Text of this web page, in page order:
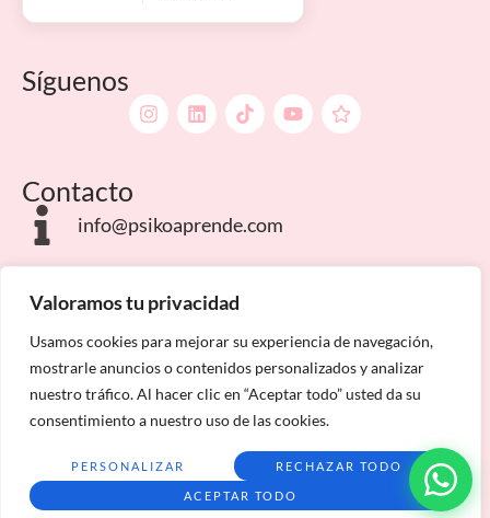
Valoramos tu privacidad
Usamos cookies para mejorar su experiencia de navegación,
mostrarle anuncios o contenidos personalizados y analizar
nuestro tráfico. Al hacer clic en “Aceptar todo” usted da su
consentimiento a nuestro uso de las cookies.
PERSONALIZAR RECHAZAR TODO
ACEPTAR TODO
Síguenos
Contacto
info@psikoaprende.com
Campus Internacionales
Condiciones de matriculaciónMapa del sitio
Psiko Aprende